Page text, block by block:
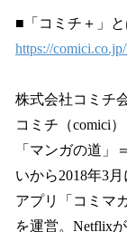
■「コミチ＋」と
https://
株式会社コミチ
コミチ（comici
「マンガの道」
いから2018年3
アプリ「コミマ
を運営。Netflix